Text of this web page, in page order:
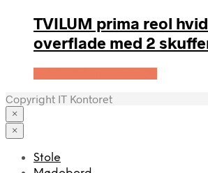
TVILUM prima reol
overflade med 2
Copyright IT Kontoret
×
×
Stole